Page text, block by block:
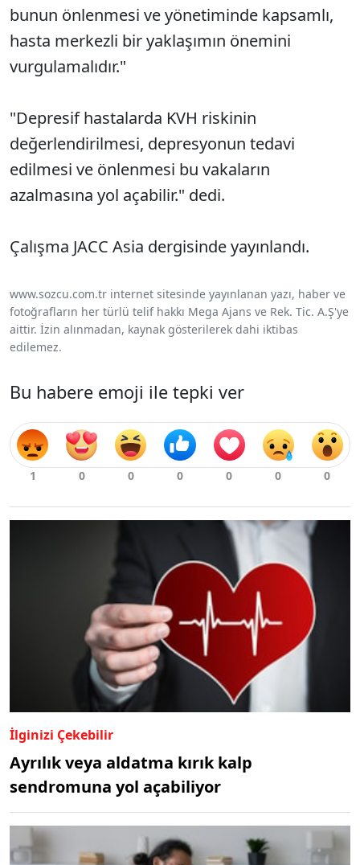
bunun önlenmesi ve yönetiminde kapsamlı,
hasta merkezli bir yaklaşımın önemini
vurgulamalıdır."
"Depresif hastalarda KVH riskinin
değerlendirilmesi, depresyonun tedavi
edilmesi ve önlenmesi bu vakaların
azalmasına yol açabilir." dedi.
Çalışma JACC Asia dergisinde yayınlandı.
www.sozcu.com.tr internet sitesinde yayınlanan yazı, haber ve
fotoğrafların her türlü telif hakkı Mega Ajans ve Rek. Tic. A.Ş'ye
aittir. İzin alınmadan, kaynak gösterilerek dahi iktibas
edilemez.
Bu habere emoji ile tepki ver
İlginizi Çekebilir
Ayrılık veya aldatma kırık kalp
sendromuna yol açabiliyor